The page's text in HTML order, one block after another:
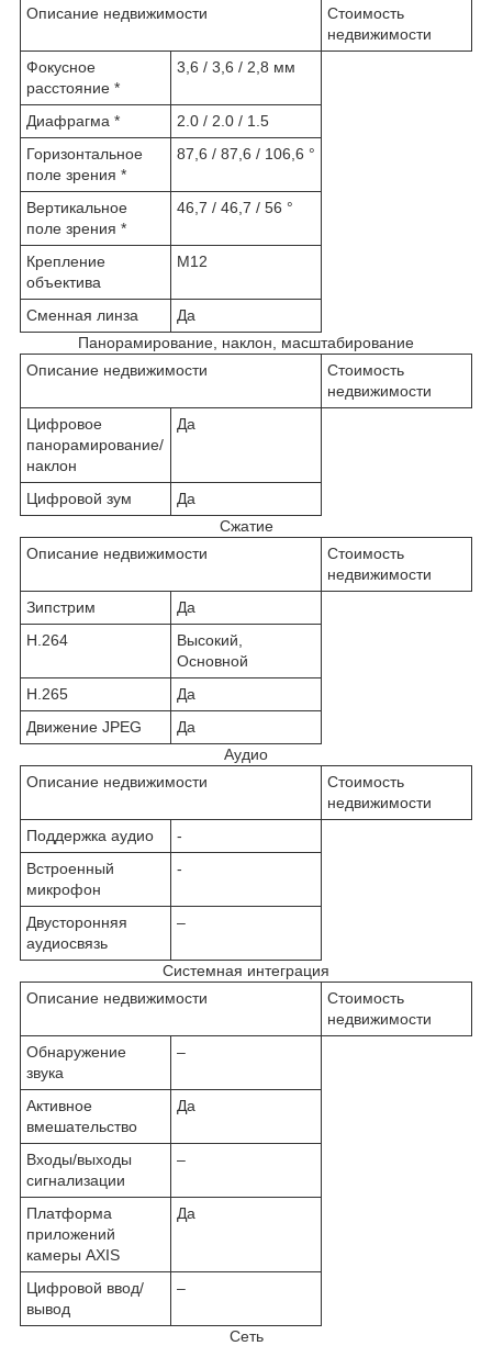
Описание недвижимости
Стоимость
недвижимости
Фокусное
расстояние *
3,6 / 3,6 / 2,8 мм
Диафрагма *
2.0 / 2.0 / 1.5
Горизонтальное
поле зрения *
87,6 / 87,6 / 106,6 °
Вертикальное
поле зрения *
46,7 / 46,7 / 56 °
Крепление
объектива
М12
Сменная линза
Да
Панорамирование, наклон, масштабирование
Описание недвижимости
Стоимость
недвижимости
Цифровое
панорамирование/
наклон
Да
Цифровой зум
Да
Сжатие
Описание недвижимости
Стоимость
недвижимости
Зипстрим
Да
H.264
Высокий,
Основной
H.265
Да
Движение JPEG
Да
Аудио
Описание недвижимости
Стоимость
недвижимости
Поддержка аудио
-
Встроенный
микрофон
-
Двусторонняя
аудиосвязь
–
Системная интеграция
Описание недвижимости
Стоимость
недвижимости
Обнаружение
звука
–
Активное
вмешательство
Да
Входы/выходы
сигнализации
–
Платформа
приложений
камеры AXIS
Да
Цифровой ввод/
вывод
–
Сеть